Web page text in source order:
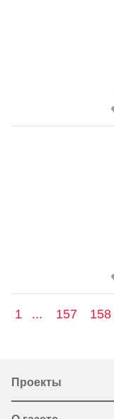
1 ... 157 158
Проекты